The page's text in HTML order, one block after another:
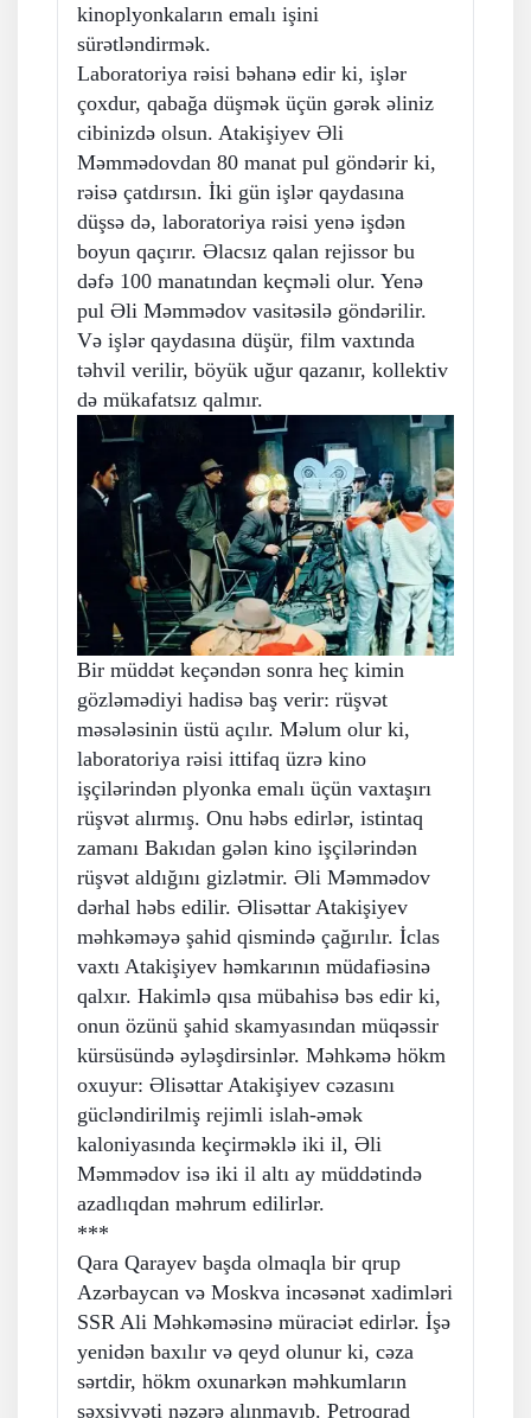
kinoplyonkaların emalı işini
sürətləndirmək.
Laboratoriya rəisi bəhanə edir ki, işlər
çoxdur, qabağa düşmək üçün gərək əliniz
cibinizdə olsun. Atakişiyev Əli
Məmmədovdan 80 manat pul göndərir ki,
rəisə çatdırsın. İki gün işlər qaydasına
düşsə də, laboratoriya rəisi yenə işdən
boyun qaçırır. Əlacsız qalan rejissor bu
dəfə 100 manatından keçməli olur. Yenə
pul Əli Məmmədov vasitəsilə göndərilir.
Və işlər qaydasına düşür, film vaxtında
təhvil verilir, böyük uğur qazanır, kollektiv
də mükafatsız qalmır.
Bir müddət keçəndən sonra heç kimin
gözləmədiyi hadisə baş verir: rüşvət
məsələsinin üstü açılır. Məlum olur ki,
laboratoriya rəisi ittifaq üzrə kino
işçilərindən plyonka emalı üçün vaxtaşırı
rüşvət alırmış. Onu həbs edirlər, istintaq
zamanı Bakıdan gələn kino işçilərindən
rüşvət aldığını gizlətmir. Əli Məmmədov
dərhal həbs edilir. Əlisəttar Atakişiyev
məhkəməyə şahid qismində çağırılır. İclas
vaxtı Atakişiyev həmkarının müdafiəsinə
qalxır. Hakimlə qısa mübahisə bəs edir ki,
onun özünü şahid skamyasından müqəssir
kürsüsündə əyləşdirsinlər. Məhkəmə hökm
oxuyur: Əlisəttar Atakişiyev cəzasını
gücləndirilmiş rejimli islah-əmək
kaloniyasında keçirməklə iki il, Əli
Məmmədov isə iki il altı ay müddətində
azadlıqdan məhrum edilirlər.
***
Qara Qarayev başda olmaqla bir qrup
Azərbaycan və Moskva incəsənət xadimləri
SSR Ali Məhkəməsinə müraciət edirlər. İşə
yenidən baxılır və qeyd olunur ki, cəza
sərtdir, hökm oxunarkən məhkumların
şəxsiyyəti nəzərə alınmayıb. Petroqrad